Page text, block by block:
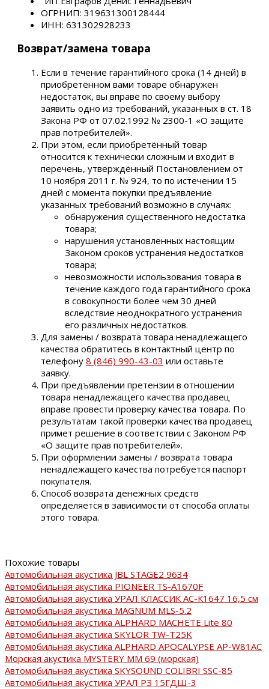
ОГРНИП: 319631300128444
ИНН: 631302928233
Возврат/замена товара
Если в течение гарантийного срока (14 дней) в
приобретённом вами товаре обнаружен
недостаток, вы вправе по своему выбору
заявить одно из требований, указанных в ст. 18
Закона РФ от 07.02.1992 № 2300-1 «О защите
прав потребителей».
При этом, если приобретённый товар
относится к технически сложным и входит в
перечень, утверждённый Постановлением от
10 ноября 2011 г. № 924, то по истечении 15
дней с момента покупки предъявление
указанных требований возможно в случаях:
обнаружения существенного недостатка
товара;
нарушения установленных настоящим
Законом сроков устранения недостатков
товара;
невозможности использования товара в
течение каждого года гарантийного срока
в совокупности более чем 30 дней
вследствие неоднократного устранения
его различных недостатков.
Для замены / возврата товара ненадлежащего
качества обратитесь в контактный центр по
телефону 8 (846) 990-43-03 или оставьте
заявку.
При предъявлении претензии в отношении
товара ненадлежащего качества продавец
вправе провести проверку качества товара. По
результатам такой проверки качества продавец
примет решение в соответствии с Законом РФ
«О защите прав потребителей».
При оформлении замены / возврата товара
ненадлежащего качества потребуется паспорт
покупателя.
Способ возврата денежных средств
определяется в зависимости от способа оплаты
этого товара.
Похожие товары
Автомобильная акустика JBL STAGE2 9634
Автомобильная акустика PIONEER TS-A1670F
Автомобильная акустика УРАЛ КЛАССИК АС-К1647 16,5 см
Автомобильная акустика MAGNUM MLS-5.2
Автомобильная акустика ALPHARD MACHETE Lite 80
Автомобильная акустика SKYLOR TW-T25K
Автомобильная акустика ALPHARD APOCALYPSE AP-W81AC
Морская акустика MYSTERY MM 69 (морская)
Автомобильная акустика SKYSOUND COLIBRI SSC-85
Автомобильная акустика УРАЛ РЗ 15ГДШ-3